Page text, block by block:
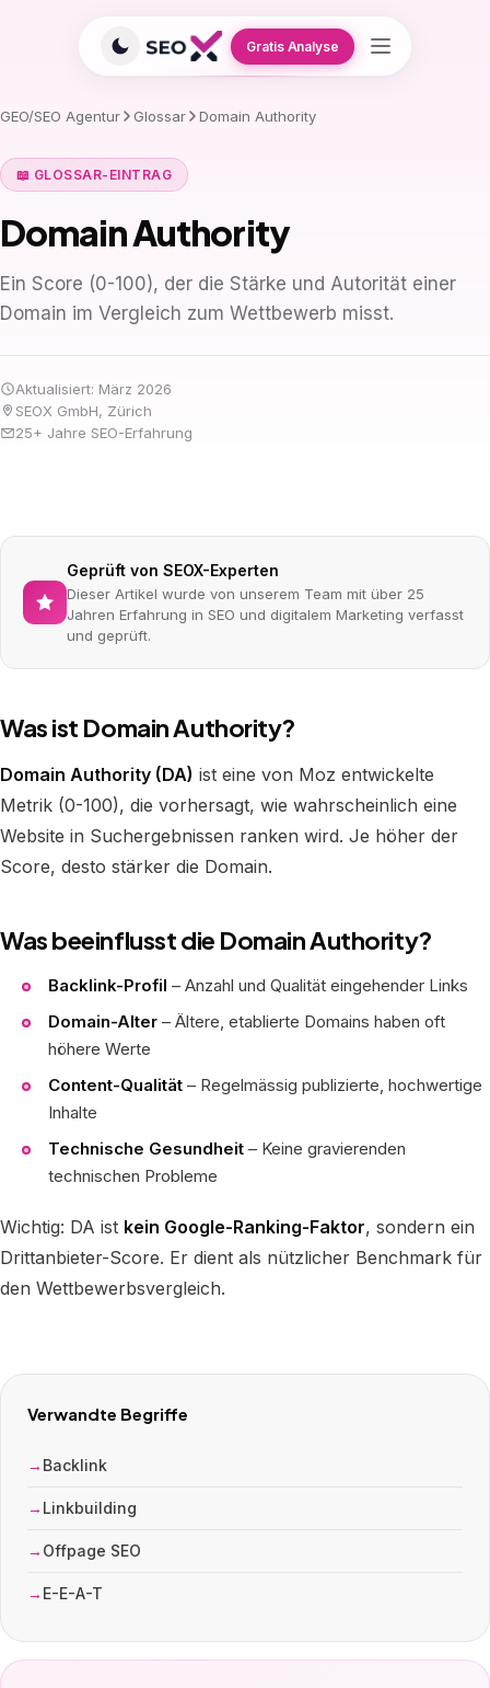
Gratis Analyse
GEO/SEO Agentur Glossar Domain Authority
📖 GLOSSAR-EINTRAG
Domain Authority
Ein Score (0-100), der die Stärke und Autorität einer
Domain im Vergleich zum Wettbewerb misst.
Aktualisiert: März 2026
SEOX GmbH, Zürich
25+ Jahre SEO-Erfahrung
Geprüft von SEOX-Experten
Dieser Artikel wurde von unserem Team mit über 25
Jahren Erfahrung in SEO und digitalem Marketing verfasst
und geprüft.
Was ist Domain Authority?
Domain Authority (DA) ist eine von Moz entwickelte
Metrik (0-100), die vorhersagt, wie wahrscheinlich eine
Website in Suchergebnissen ranken wird. Je höher der
Score, desto stärker die Domain.
Was beeinflusst die Domain Authority?
Backlink-Profil – Anzahl und Qualität eingehender Links
Domain-Alter – Ältere, etablierte Domains haben oft
höhere Werte
Content-Qualität – Regelmässig publizierte, hochwertige
Inhalte
Technische Gesundheit – Keine gravierenden
technischen Probleme
Wichtig: DA ist kein Google-Ranking-Faktor, sondern ein
Drittanbieter-Score. Er dient als nützlicher Benchmark für
den Wettbewerbsvergleich.
Verwandte Begriffe
Backlink
Linkbuilding
Offpage SEO
E-E-A-T